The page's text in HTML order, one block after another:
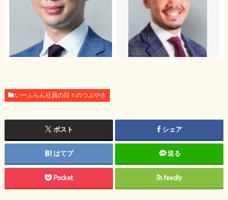
いーふらん社員の日々のつぶやき
ポスト シェア
はてブ 送る
Pocket feedly